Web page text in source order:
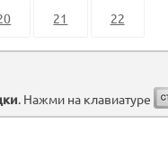
21 22
. Нажми на клавиатуре